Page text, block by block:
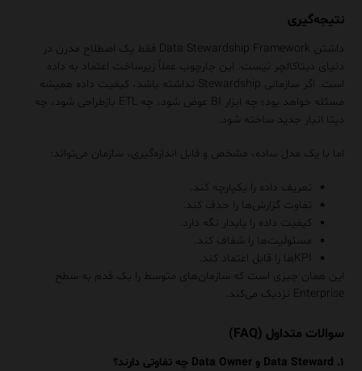
نتیجه‌گیری
داشتن Data Stewardship Framework فقط یک اصطلاح مدرن در
دنیای دیتاکالچر نیست. این چارچوب عملاً زیرساخت اعتماد به داده
است. اگر سازمانی Stewardship نداشته باشد، کیفیت داده همیشه
مسئله خواهد بود؛ چه ابزار BI عوض شود، چه ETL بازطراحی شود، چه
دیتا انبار جدید ساخته شود.
اما با یک مدل ساده، مشخص و قابل اندازه‌گیری، سازمان می‌تواند:
تعریف داده را یکپارچه کند.
تفاوت گزارش‌ها را حذف کند.
کیفیت داده را پایدار نگه دارد.
مسئولیت‌ها را شفاف کند.
KPIها را قابل اعتماد کند.
این همان چیزی است که سازمان‌های متوسط را یک قدم به سطح
Enterprise نزدیک می‌کند.
سوالات متداول (FAQ)
۱. Data Steward و Data Owner چه تفاوتی دارند؟